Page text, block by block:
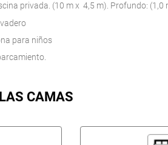
privada. (10 m x 4,5 m). Profundo: (1,0
para niños
CAMAS